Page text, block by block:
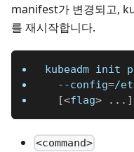
manifest가 변경되고,
를 재시작합니다.
kubeadm init
--config=/
[<flag> .. . ]
<command>